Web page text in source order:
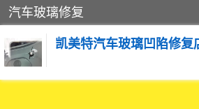
汽车玻璃修复
凯美特汽车玻璃凹陷修复